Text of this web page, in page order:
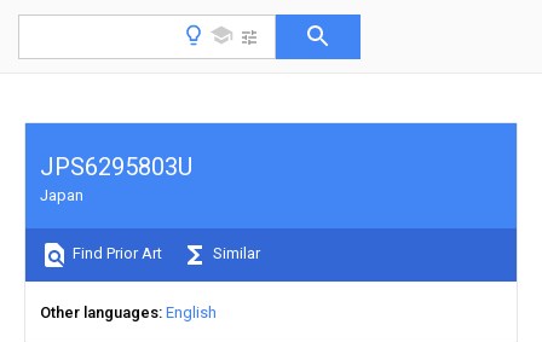
JPS6295803U
Japan
Find Prior Art Similar
Other languages English